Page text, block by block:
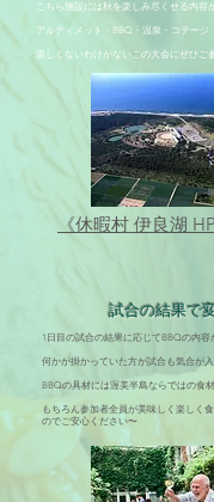
こちら施設には秋を楽しみ尽くせる内容
アルティメット・BBQ・温泉・コテージ
楽しくないわけがないこの大会にぜひご
《休暇村 伊良湖
試合の結果で
1日目の試合の結果に応じてBBQの内容
何かが掛かっていた方が試合も気合が
BBQの具材には渥美半島ならではの食
もちろん参加者全員が美味しく楽しく
のでご安心ください〜